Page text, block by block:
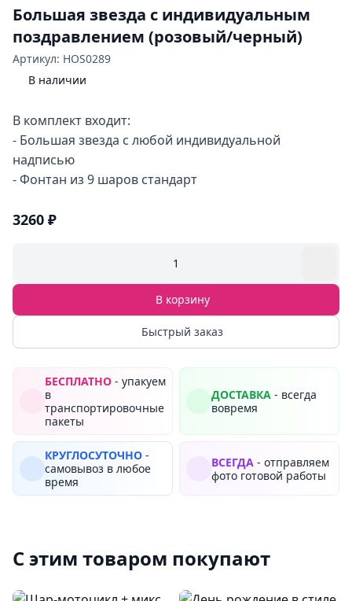
Большая звезда с индивидуальным
поздравлением (розовый/черный)
Артикул: HOS0289
В наличии
В комплект входит:
- Большая звезда с любой индивидуальной
надписью
- Фонтан из 9 шаров стандарт
3260 ₽
1
В корзину
Быстрый заказ
БЕСПЛАТНО - упакуем
в
транспортировочные
пакеты
ДОСТАВКА - всегда
вовремя
КРУГЛОСУТОЧНО -
самовывоз в любое
время
ВСЕГДА - отправляем
фото готовой работы
С этим товаром покупают